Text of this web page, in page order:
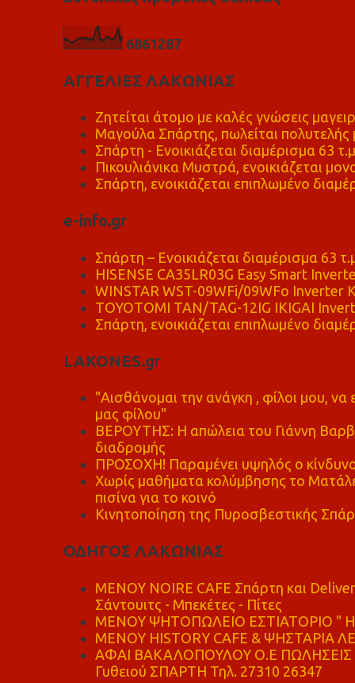
6861287
ΑΓΓΕΛΙΕΣ ΛΑΚΩΝΙΑΣ
Ζητείται άτομο με καλές γνώσεις
Μαγούλα Σπάρτης, πωλείται πολυτελής
Σπάρτη - Ενοικιάζεται διαμέρισμα 63 τ.μ
Πικουλιάνικα Μυστρά, ενοικιάζεται
Σπάρτη, ενοικιάζεται επιπλωμένο
e-info.gr
Σπάρτη – Ενοικιάζεται διαμέρισμα 63
HISENSE CA35LR03G Easy Smart
WINSTAR WST-09WFi/09WFo Inverter
TOYOTOMI TAN/TAG-12IG IKIGAI
Σπάρτη, ενοικιάζεται επιπλωμένο
LAKONES.gr
"Αισθάνομαι την ανάγκη , φίλοι μου,
μας φίλου"
ΒΕΡΟΥΤΗΣ: Η απώλεια του Γιάννη
διαδρομής
ΠΡΟΣΟΧΗ! Παραμένει υψηλός ο
Χωρίς μαθήματα κολύμβησης το
πισίνα για το κοινό
Κινητοποίηση της Πυροσβεστικής
ΟΔΗΓΟΣ ΛΑΚΩΝΙΑΣ
MENOY NOIRE CAFE Σπάρτη και
Σάντουιτς - Μπεκέτες - Πίτες
ΜΕΝΟΥ ΨΗΤΟΠΩΛΕΙΟ ΕΣΤΙΑΤΟΡΙΟ "
ΜΕΝΟΥ HISTORY CAFE & ΨΗΣΤΑΡΙΑ
ΑΦΑΙ ΒΑΚΑΛΟΠΟΥΛΟΥ Ο.Ε ΠΩΛΗΣΕΙΣ
Γυθειού ΣΠΑΡΤΗ Τηλ. 27310 26347